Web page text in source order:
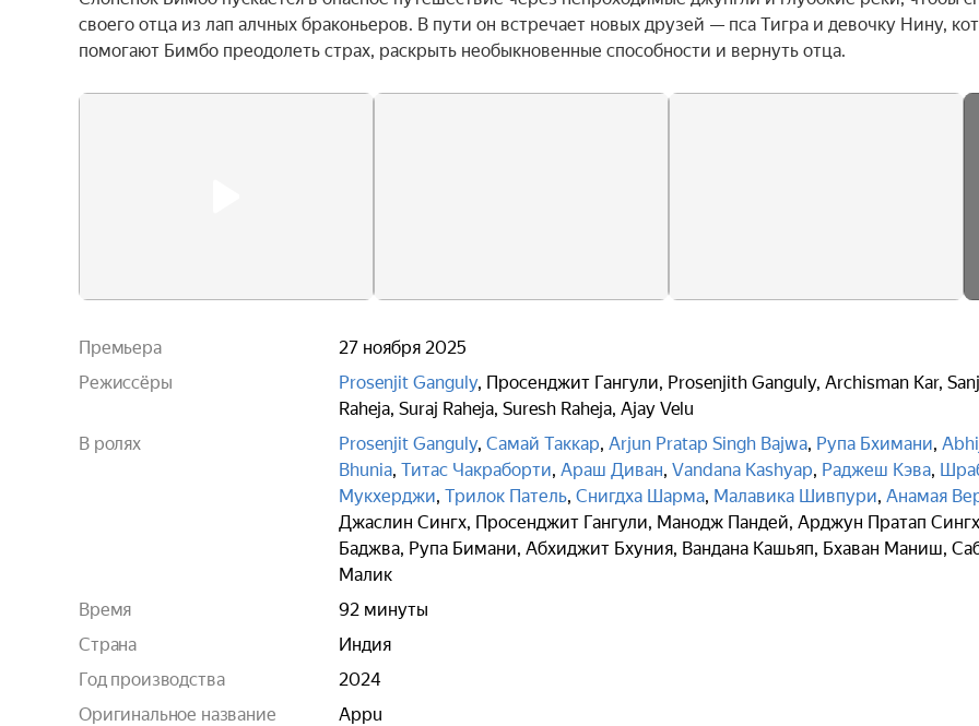
своего отца из лап алчных браконьеров. В пути он встречает новых друзей — пса Тигра и девочку Нину,
помогают Бимбо преодолеть страх, раскрыть необыкновенные способности и вернуть отца.
Премьера
27 ноября 2025
Режиссёры
Prosenjit Ganguly, Просенджит Гангули, Prosenjith Ganguly, Archisman Kar,
Raheja, Suraj Raheja, Suresh Raheja, Ajay Velu
В ролях
Prosenjit Ganguly, Самай Таккар, Arjun Pratap Singh Bajwa, Рупа Бхимани,
Bhunia, Титас Чакраборти, Араш Диван, Vandana Kashyap, Раджеш Кэва,
Мукхерджи, Трилок Патель, Снигдха Шарма, Малавика Шивпури, Анамая
Джаслин Сингх, Просенджит Гангули, Манодж Пандей, Арджун Пратап Сингх
Баджва, Рупа Бимани, Абхиджит Бхуния, Вандана Кашьяп, Бхаван Маниш,
Малик
Время
92 минуты
Страна
Индия
Год производства
2024
Оригинальное название
Appu